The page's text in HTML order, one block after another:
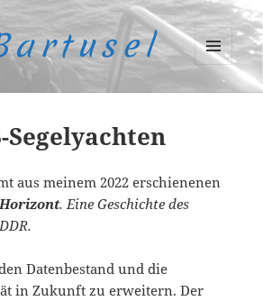
MENÜ
UND
Segelyachten
aus meinem 2022 erschienenen
. Eine Geschichte des
Datenbestand und die
in Zukunft zu erweitern. Der